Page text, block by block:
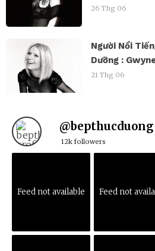
26 Thg 06
Người Nổi
Dưỡng :
21 Thg 06
@bepthucduong
12k followers
Feed not available Feed not